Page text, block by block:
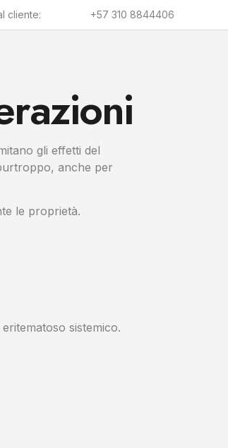
cliente: +57 310 8844406
gli effetti del
anche per
le proprietà.
sistemico.